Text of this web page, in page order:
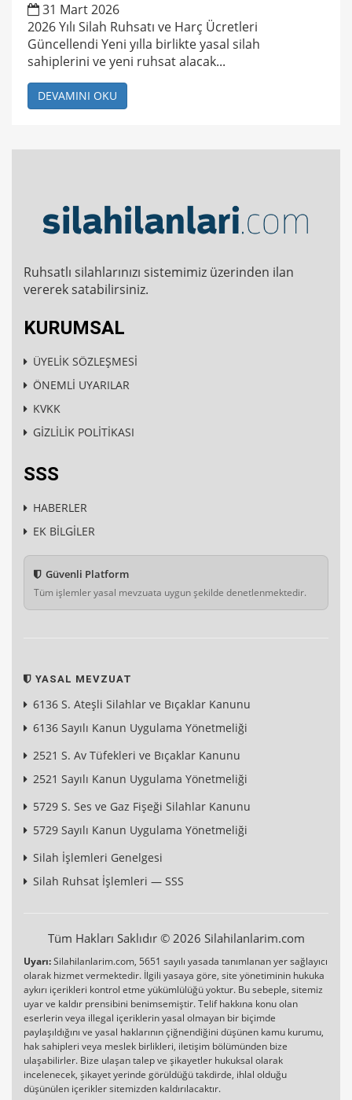
31 Mart 2026
2026 Yılı Silah Ruhsatı ve Harç Ücretleri
Güncellendi Yeni yılla birlikte yasal silah
sahiplerini ve yeni ruhsat alacak...
DEVAMINI OKU
Ruhsatlı silahlarınızı sistemimiz üzerinden ilan
vererek satabilirsiniz.
KURUMSAL
ÜYELİK SÖZLEŞMESİ
ÖNEMLİ UYARILAR
KVKK
GİZLİLİK POLİTİKASI
SSS
HABERLER
EK BİLGİLER
Güvenli Platform
Tüm işlemler yasal mevzuata uygun şekilde denetlenmektedir.
YASAL MEVZUAT
6136 S. Ateşli Silahlar ve Bıçaklar Kanunu
6136 Sayılı Kanun Uygulama Yönetmeliği
2521 S. Av Tüfekleri ve Bıçaklar Kanunu
2521 Sayılı Kanun Uygulama Yönetmeliği
5729 S. Ses ve Gaz Fişeği Silahlar Kanunu
5729 Sayılı Kanun Uygulama Yönetmeliği
Silah İşlemleri Genelgesi
Silah Ruhsat İşlemleri — SSS
Tüm Hakları Saklıdır © 2026 Silahilanlarim.com
Uyarı:Silahilanlarim.com, 5651 sayılı yasada tanımlanan yer sağlayıcı
olarak hizmet vermektedir. İlgili yasaya göre, site yönetiminin hukuka
aykırı içerikleri kontrol etme yükümlülüğü yoktur. Bu sebeple, sitemiz
uyar ve kaldır prensibini benimsemiştir. Telif hakkına konu olan
eserlerin veya illegal içeriklerin yasal olmayan bir biçimde
paylaşıldığını ve yasal haklarının çiğnendiğini düşünen kamu kurumu,
hak sahipleri veya meslek birlikleri, iletişim bölümünden bize
ulaşabilirler. Bize ulaşan talep ve şikayetler hukuksal olarak
incelenecek, şikayet yerinde görüldüğü takdirde, ihlal olduğu
düşünülen içerikler sitemizden kaldırılacaktır.